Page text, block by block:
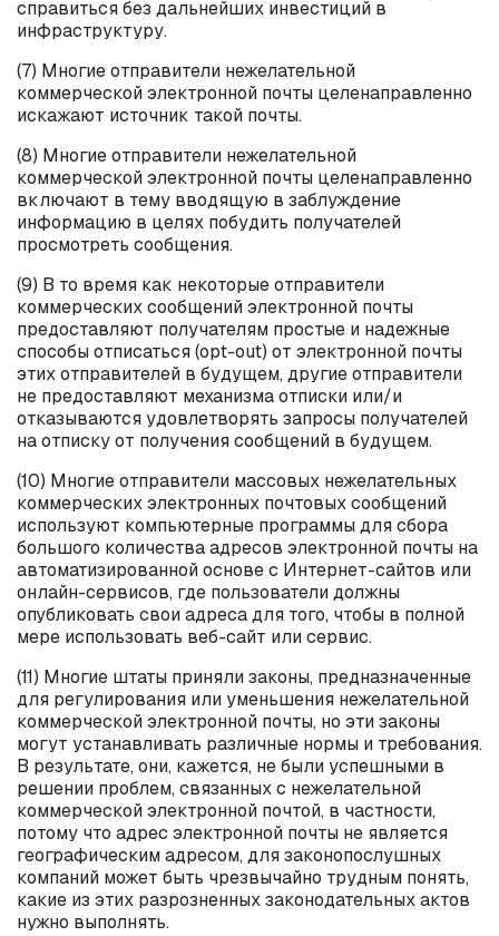
справиться без дальнейших инвестиций в
инфраструктуру.
(7) Многие отправители нежелательной
коммерческой электронной почты целенаправленно
искажают источник такой почты.
(8) Многие отправители нежелательной
коммерческой электронной почты целенаправленно
включают в тему вводящую в заблуждение
информацию в целях побудить получателей
просмотреть сообщения.
(9) В то время как некоторые отправители
коммерческих сообщений электронной почты
предоставляют получателям простые и надежные
способы отписаться (opt-out) от электронной почты
этих отправителей в будущем, другие отправители
не предоставляют механизма отписки или/и
отказываются удовлетворять запросы получателей
на отписку от получения сообщений в будущем.
(10) Многие отправители массовых нежелательных
коммерческих электронных почтовых сообщений
используют компьютерные программы для сбора
большого количества адресов электронной почты на
автоматизированной основе с Интернет-сайтов или
онлайн-сервисов, где пользователи должны
опубликовать свои адреса для того, чтобы в полной
мере использовать веб-сайт или сервис.
(11) Многие штаты приняли законы, предназначенные
для регулирования или уменьшения нежелательной
коммерческой электронной почты, но эти законы
могут устанавливать различные нормы и требования.
В результате, они, кажется, не были успешными в
решении проблем, связанных с нежелательной
коммерческой электронной почтой, в частности,
потому что адрес электронной почты не является
географическим адресом, для законопослушных
компаний может быть чрезвычайно трудным понять,
какие из этих разрозненных законодательных актов
нужно выполнять.